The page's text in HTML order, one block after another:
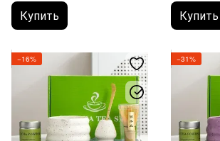
Купить Купить
−16% −31%